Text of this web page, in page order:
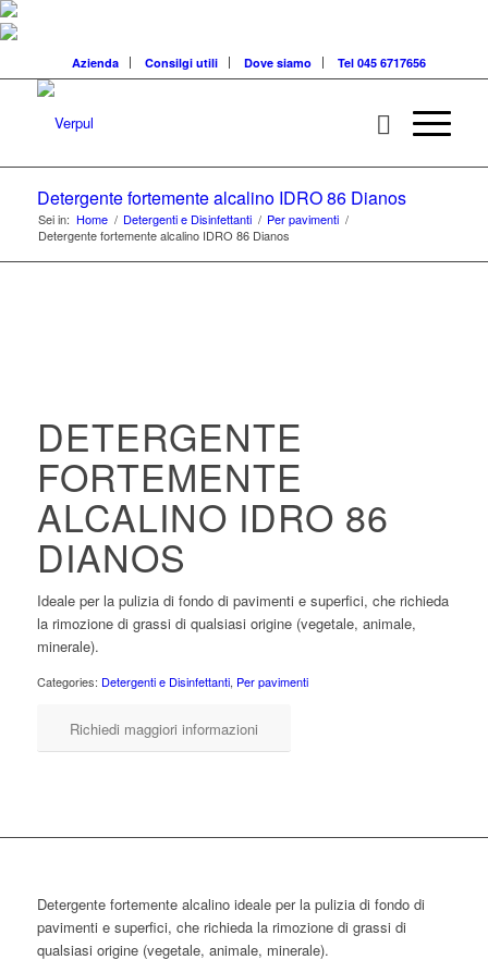
Azienda Consilgi utili Dove siamo Tel 045 6717656
Detergente fortemente alcalino IDRO 86 Dianos
Sei in: Home / Detergenti e Disinfettanti / Per pavimenti /
Detergente fortemente alcalino IDRO 86 Dianos
DETERGENTE
FORTEMENTE
ALCALINO IDRO 86
DIANOS
Ideale per la pulizia di fondo di pavimenti e superfici, che richieda
la rimozione di grassi di qualsiasi origine (vegetale, animale,
minerale).
Categories: Detergenti e Disinfettanti, Per pavimenti
Richiedi maggiori informazioni
Detergente fortemente alcalino ideale per la pulizia di fondo di
pavimenti e superfici, che richieda la rimozione di grassi di
qualsiasi origine (vegetale, animale, minerale).